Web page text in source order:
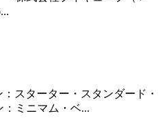
スターター・スタンダード・
ミニマム・ベ...